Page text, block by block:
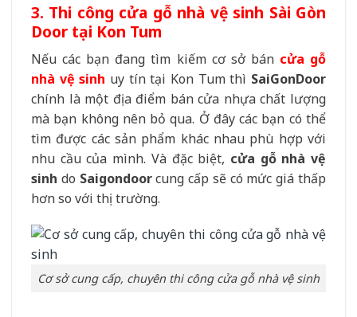
3. Thi công cửa gỗ nhà vệ sinh Sài Gòn
Door tại Kon Tum
Nếu các bạn đang tìm kiếm cơ sở báncửa gỗ
nhà vệ sinh uy tín tại Kon Tum thì SaiGonDoor
chính là một địa điểm bán cửa nhựa chất lượng
mà bạn không nên bỏ qua. Ở đây các bạn có thể
tìm được các sản phẩm khác nhau phù hợp với
nhu cầu của mình. Và đặc biệt, cửa gỗ nhà vệ
sinh do Saigondoorcung cấp sẽ có mức giá thấp
hơn so với thị trường.
Cơ sở cung cấp, chuyên thi công cửa gỗ nhà vệ sinh